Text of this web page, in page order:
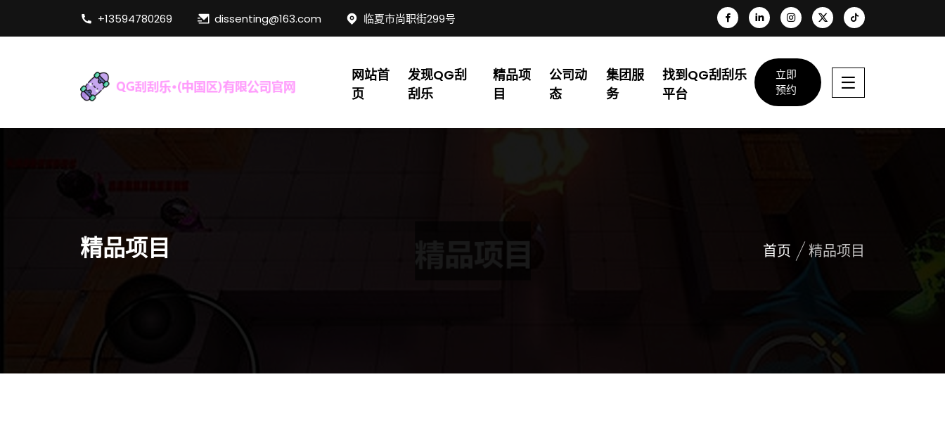
+13594780269 dissenting@163.com 临夏市尚职街299号
网站首
页
发现QG刮
刮乐
精品项
目
公司动
态
集团服
务
找到QG刮刮乐
平台
立即
预约
精品项目 首页 精品项目